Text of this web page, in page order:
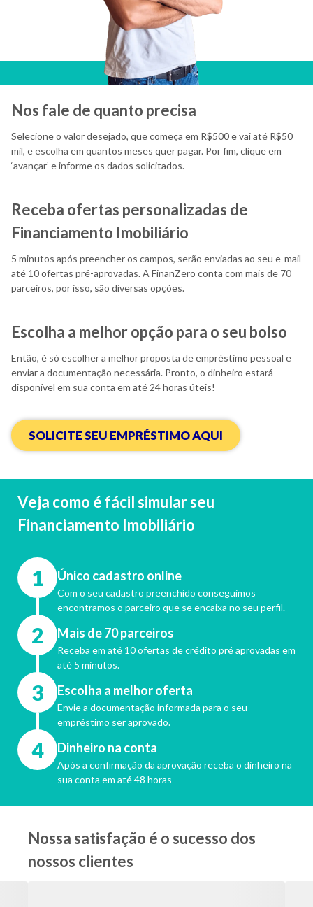
Nos fale de quanto precisa
Selecione o valor desejado, que começa em R$500 e vai até R$50
mil, e escolha em quantos meses quer pagar. Por fim, clique em
‘avançar’ e informe os dados solicitados.
Receba ofertas personalizadas de
Financiamento Imobiliário
5 minutos após preencher os campos, serão enviadas ao seu e-mail
até 10 ofertas pré-aprovadas. A FinanZero conta com mais de 70
parceiros, por isso, são diversas opções.
Escolha a melhor opção para o seu bolso
Então, é só escolher a melhor proposta de empréstimo pessoal e
enviar a documentação necessária. Pronto, o dinheiro estará
disponível em sua conta em até 24 horas úteis!
SOLICITE SEU EMPRÉSTIMO AQUI
Veja como é fácil simular seu
Financiamento Imobiliário
1 Único cadastro online
Com o seu cadastro preenchido conseguimos
encontramos o parceiro que se encaixa no seu perfil.
2 Mais de 70 parceiros
Receba em até 10 ofertas de crédito pré aprovadas em
até 5 minutos.
3 Escolha a melhor oferta
Envie a documentação informada para o seu
empréstimo ser aprovado.
4 Dinheiro na conta
Após a confirmação da aprovação receba o dinheiro na
sua conta em até 48 horas
Nossa satisfação é o sucesso dos
nossos clientes